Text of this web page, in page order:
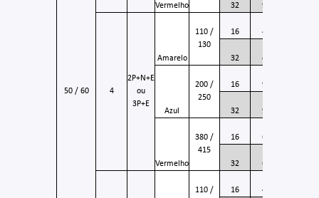
50 / 60
Vermelho 32 9
4
2P+N+E
ou
3P+E
Amarelo
110 /
130
16 4
32 4
Azul
200 /
250
16 9
32 9
Vermelho
380 /
415
16 6
32 6
110 /
16 4